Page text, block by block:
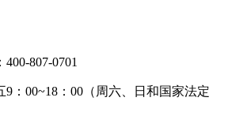
807-0701
9：00~18：00（周六、日和国家法定